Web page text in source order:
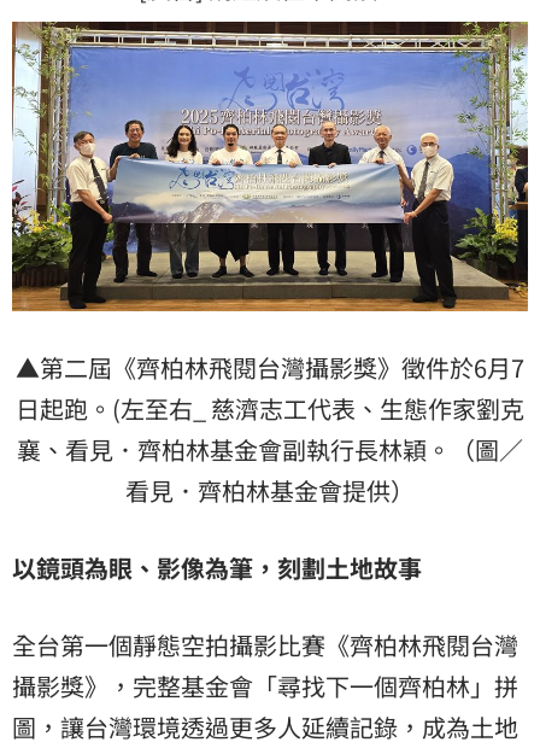
▲第二屆《齊柏林飛閱台灣攝影獎》徵件於6月7
日起跑。(左至右_ 慈濟志工代表、生態作家劉克
襄、看見．齊柏林基金會副執行長林穎。（圖／
看見．齊柏林基金會提供）
以鏡頭為眼、影像為筆，刻劃土地故事
全台第一個靜態空拍攝影比賽《齊柏林飛閱台灣
攝影獎》，完整基金會「尋找下一個齊柏林」拼
圖，讓台灣環境透過更多人延續記錄，成為土地